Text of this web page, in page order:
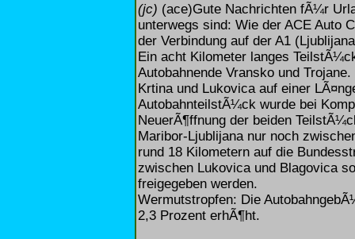
(jc) (ace)Gute Nachrichten fÃ¼r
unterwegs sind: Wie der ACE Auto
der Verbindung auf der A1
Ein acht Kilometer langes
Autobahnende Vransko und
Krtina und Lukovica auf einer
AutobahnteilstÃ¼ck wurde bei
NeuerÃ¶ffnung der beiden
Maribor-Ljublijana nur noch
rund 18 Kilometern auf die
zwischen Lukovica und Blagovica
freigegeben werden.
Wermutstropfen: Die
2,3 Prozent erhÃ¶ht.